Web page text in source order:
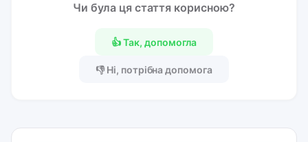
Чи була ця стаття корисною?
👍 Так, допомогла
👎 Ні, потрібна допомога